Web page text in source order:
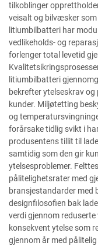
tilkoblinger
veisalt og bilvæsker
litiumbilbatteri har
vedlikeholds- og
forlenger total levetid
litiumbilbatteri
bekrefter ytelseskrav
kunder. Miljøtetting
og
forårsake tidlig svikt i
produsentens tillit til
samtidig som den gir
ytelsesproblemer.
pålitelighetsrater med
bransjestandarder med
designfilosofien bak
verdi gjennom
konsekvent ytelse som
gjennom år med